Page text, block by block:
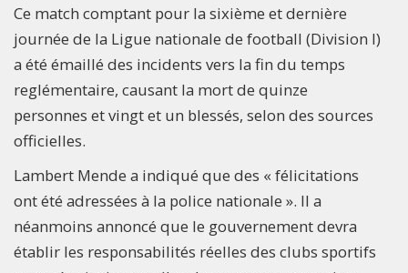
Ce match comptant pour la sixième et dernière
journée de la Ligue nationale de football (Division I)
a été émaillé des incidents vers la fin du temps
reglémentaire, causant la mort de quinze
personnes et vingt et un blessés, selon des sources
officielles.
Lambert Mende a indiqué que des « félicitations
ont été adressées à la police nationale ». Il a
néanmoins annoncé que le gouvernement devra
établir les responsabilités réelles des clubs sportifs